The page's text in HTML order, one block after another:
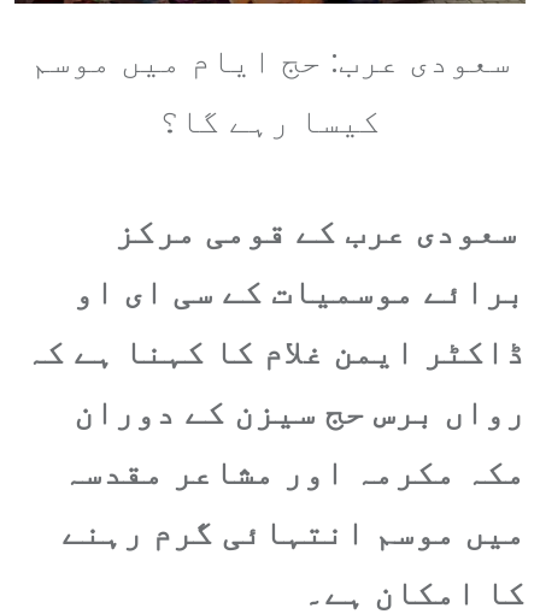
سعودی عرب: حج ایام میں موسم
کیسا رہے گا؟
سعودی عرب کے قومی مرکز
برائے موسمیات کے سی ای او
ڈاکٹر ایمن غلام کا کہنا ہے کہ
رواں برس حج سیزن کے دوران
مکہ مکرمہ اور مشاعر مقدسہ
میں موسم انتہائی گرم رہنے
کا امکان ہے۔